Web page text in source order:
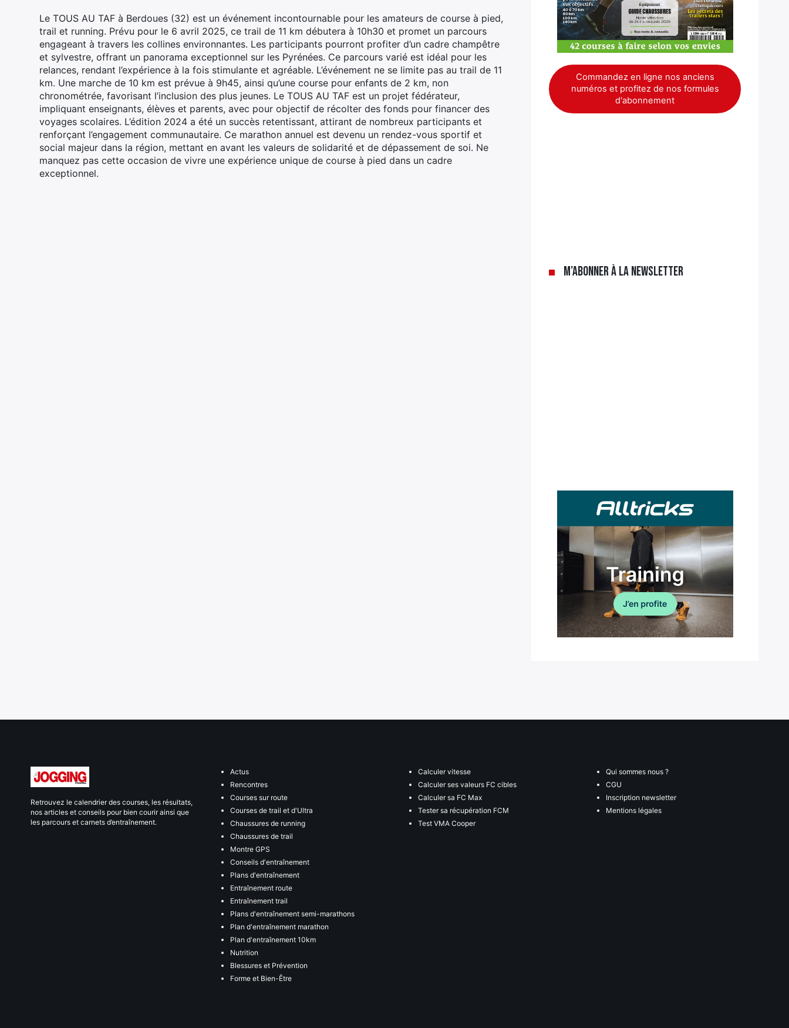
Le TOUS AU TAF à Berdoues (32) est un événement incontournable pour les amateurs de course à pied,
trail et running. Prévu pour le 6 avril 2025, ce trail de 11 km débutera à 10h30 et promet un parcours
engageant à travers les collines environnantes. Les participants pourront profiter d’un cadre champêtre
et sylvestre, offrant un panorama exceptionnel sur les Pyrénées. Ce parcours varié est idéal pour les
relances, rendant l’expérience à la fois stimulante et agréable. L’événement ne se limite pas au trail de 11
km. Une marche de 10 km est prévue à 9h45, ainsi qu’une course pour enfants de 2 km, non
chronométrée, favorisant l’inclusion des plus jeunes. Le TOUS AU TAF est un projet fédérateur,
impliquant enseignants, élèves et parents, avec pour objectif de récolter des fonds pour financer des
voyages scolaires. L’édition 2024 a été un succès retentissant, attirant de nombreux participants et
renforçant l’engagement communautaire. Ce marathon annuel est devenu un rendez-vous sportif et
social majeur dans la région, mettant en avant les valeurs de solidarité et de dépassement de soi. Ne
manquez pas cette occasion de vivre une expérience unique de course à pied dans un cadre
exceptionnel.
Commandez en ligne nos anciens
numéros et profitez de nos formules
d'abonnement
M’abonner à la newsletter
Retrouvez le calendrier des courses, les résultats,
nos articles et conseils pour bien courir ainsi que
les parcours et carnets d’entraînement.
Actus
Rencontres
Courses sur route
Courses de trail et d'Ultra
Chaussures de running
Chaussures de trail
Montre GPS
Conseils d'entraînement
Plans d'entraînement
Entraînement route
Entraînement trail
Plans d'entraînement semi-marathons
Plan d'entraînement marathon
Plan d'entraînement 10km
Nutrition
Blessures et Prévention
Forme et Bien-Être
Calculer vitesse
Calculer ses valeurs FC cibles
Calculer sa FC Max
Tester sa récupération FCM
Test VMA Cooper
Qui sommes nous ?
CGU
Inscription newsletter
Mentions légales